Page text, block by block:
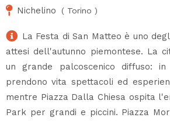
Nichelino ( Torino )
La Festa di San Matteo è uno
attesi dell'autunno piemontese. La
un grande palcoscenico diffuso:
prendono vita spettacoli ed
mentre Piazza Dalla Chiesa ospita
Park per grandi e piccini. Piazza